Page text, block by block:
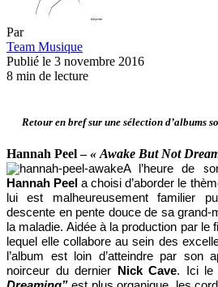
Par
Team Musique
Publié le 3 novembre 2016
8 min de lecture
Retour en bref sur une sélection d’albums
Hannah Peel –« Awake But Not
A l’heure de
Hannah Peel a choisi d’aborder le
lui est malheureusement familier
descente en pente douce de sa grand-
la maladie. Aidée à la production par le
lequel elle collabore au sein des
l’album est loin d’atteindre par son
noirceur du dernier
Nick Cave. Ici le